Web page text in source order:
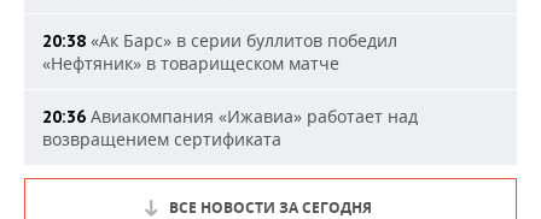
20:38 «Ак Барс» в серии буллитов победил
«Нефтяник» в товарищеском матче
20:36 Авиакомпания «Ижавиа» работает над
возвращением сертификата
ВСЕ НОВОСТИ ЗА СЕГОДНЯ